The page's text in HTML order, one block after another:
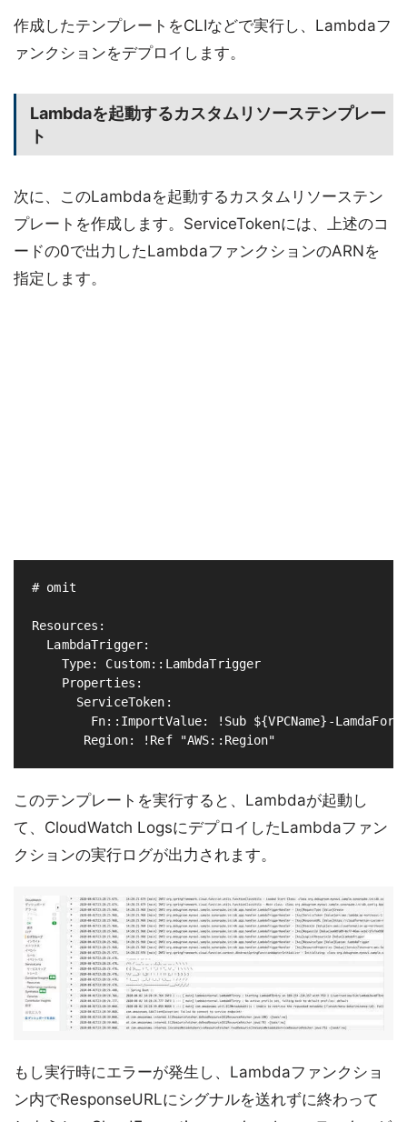
作成したテンプレートをCLIなどで実行し、Lambdaフ
ァンクションをデプロイします。
Lambdaを起動するカスタムリソーステンプレー
ト
次に、このLambdaを起動するカスタムリソーステン
プレートを作成します。ServiceTokenには、上述のコ
ードの0で出力したLambdaファンクションのARNを
指定します。
# omit
Resources:
  LambdaTrigger:
    Type: Custom::LambdaTrigger
    Properties:
      ServiceToken:
Fn::ImportValue: !Sub ${VPCName}-
このテンプレートを実行すると、Lambdaが起動し
て、CloudWatch LogsにデプロイしたLambdaファン
クションの実行ログが出力されます。
もし実行時にエラーが発生し、Lambdaファンクショ
ン内でResponseURLにシグナルを送れずに終わって